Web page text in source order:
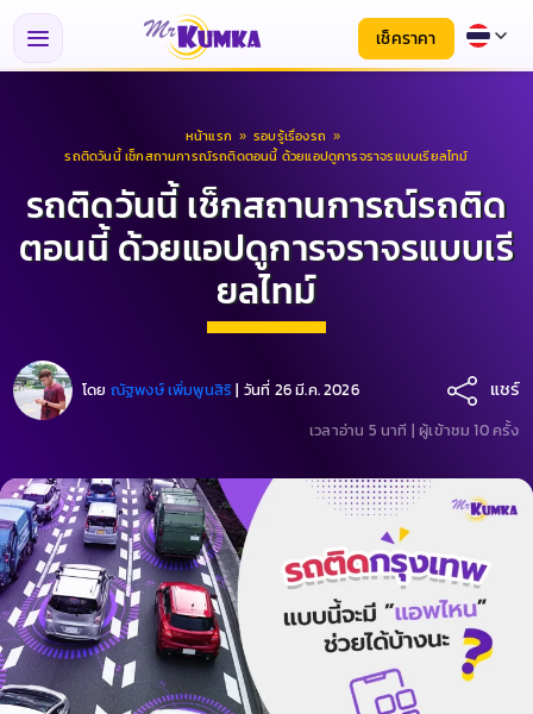
เช็คราคา
หน้าแรก » รอบรู้เรื่องรถ »
รถติดวันนี้ เช็กสถานการณ์รถติดตอนนี้ ด้วยแอปดูการจราจรแบบเรียลไทม์
รถติดวันนี้ เช็กสถานการณ์รถติด
ตอนนี้ ด้วยแอปดูการจราจรแบบเรี
ยลไทม์
โดย ณัฐพงษ์ เพิ่มพูนสิริ| วันที่ 26 มี.ค. 2026 แชร์
เวลาอ่าน 5 นาที |ผู้เข้าชม 10 ครั้ง